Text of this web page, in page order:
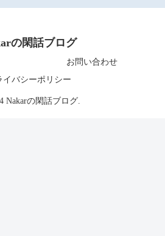
の閑話ブログ
お問い合わせ
イバシーポリシー
Nakarの閑話ブログ.